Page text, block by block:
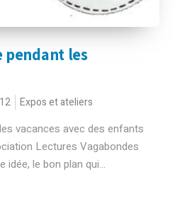
pendant les
Expos et ateliers
vacances avec des enfants
Lectures Vagabondes
idée, le bon plan qui...